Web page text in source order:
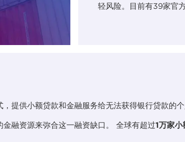
轻风险。目前有39家官
提供小额贷款和金融服务给无法获得银行贷款的个
融资源来弥合这一融资缺口。 全球有超过1万家